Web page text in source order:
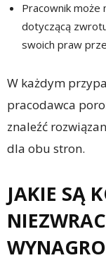
Pracownik może
dotyczącą
swoich praw
W każdym
pracodawca
znaleźć
dla obu stron.
JAKIE SĄ